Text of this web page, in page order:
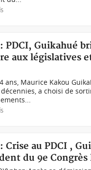
PDCI, Guikahué
aux législatives
ans, Maurice Kakou
a choisi de
Crise au PDCI ,
du 9e